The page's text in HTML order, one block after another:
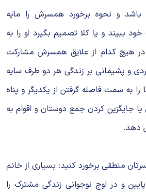
باشد و نحوه برخورد همسرش را مایه
ببیند و یا کلا تصمیم بگیرد او را به
هیچ کدام از علایق همسرش مشارکت
و پشیمانی بر زندگی هر دو طرف سایه
به سمت فاصله گرفتن از یکدیگر و پناه
یا جایگزین کردن جمع دوستان و اقوام به
دهد.
منطقی برخورد کنید: بسیاری از خانم
و در اوج نوجوانی زندگی مشترک را